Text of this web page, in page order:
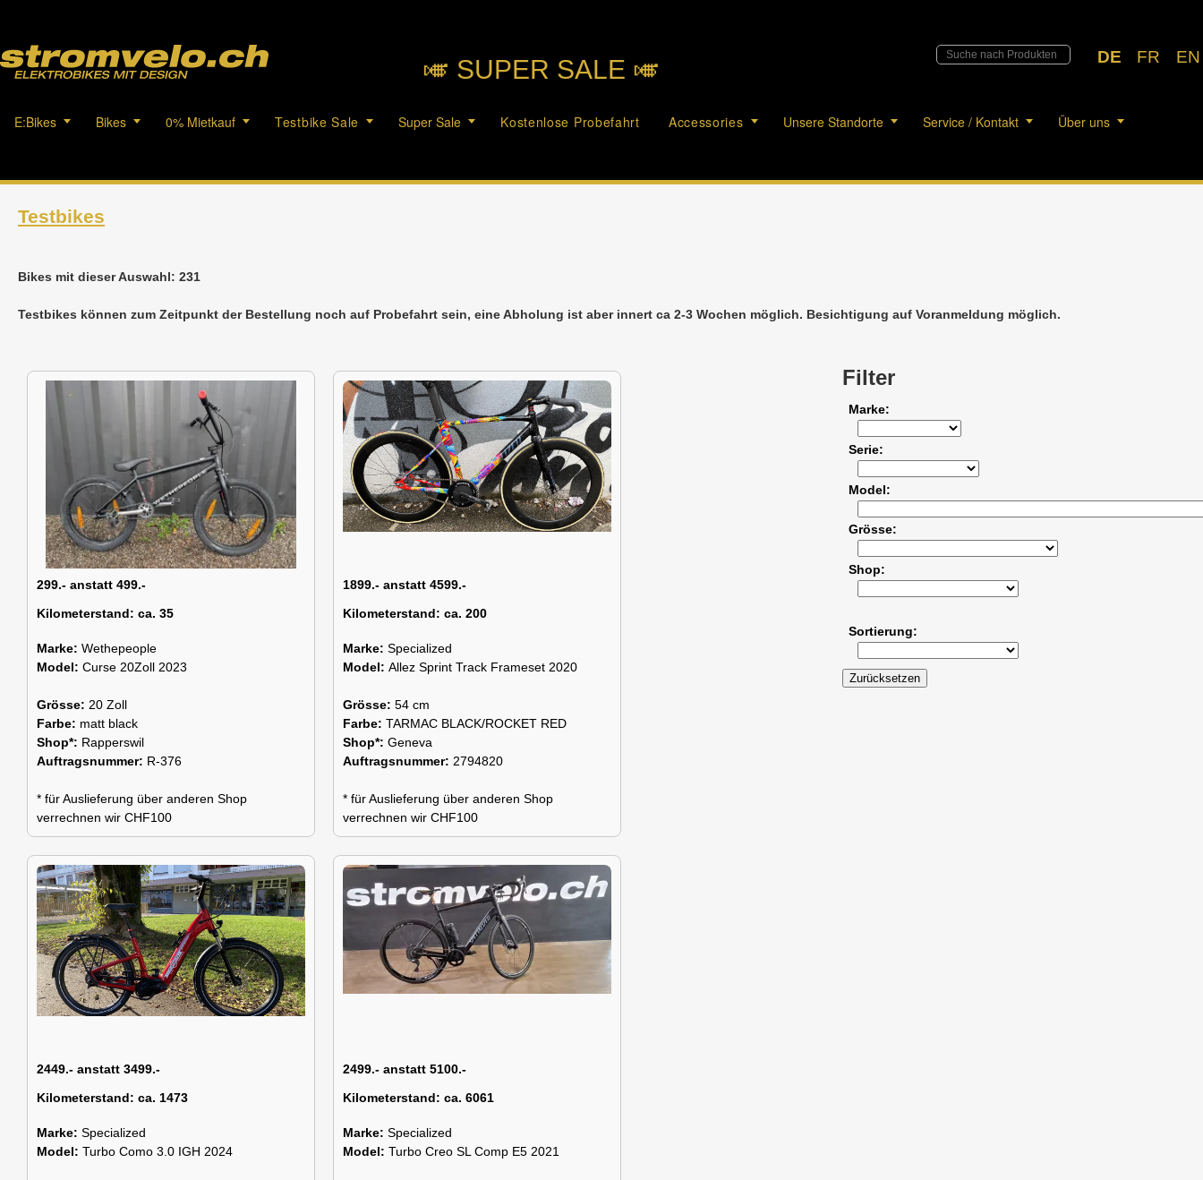
DE FR EN
🎺︎ SUPER SALE 🎺︎
E:Bikes Bikes 0% Mietkauf Testbike Sale Super Sale Kostenlose Probefahrt Accessories Unsere Standorte Service / Kontakt Über uns
Testbikes
Bikes mit dieser Auswahl: 231
Testbikes können zum Zeitpunkt der Bestellung noch auf Probefahrt sein, eine Abholung ist aber innert ca 2-3 Wochen möglich. Besichtigung auf Voranmeldung möglich.
299.- anstatt 499.-
Kilometerstand: ca. 35
Marke: Wethepeople
Model: Curse 20Zoll 2023
Grösse: 20 Zoll
Farbe: matt black
Shop*: Rapperswil
Auftragsnummer: R-376
* für Auslieferung über anderen Shop
verrechnen wir CHF100
1899.- anstatt 4599.-
Kilometerstand: ca. 200
Marke: Specialized
Model: Allez Sprint Track Frameset 2020
Grösse: 54 cm
Farbe: TARMAC BLACK/ROCKET RED
Shop*: Geneva
Auftragsnummer: 2794820
* für Auslieferung über anderen Shop
verrechnen wir CHF100
2449.- anstatt 3499.-
Kilometerstand: ca. 1473
Marke: Specialized
Model: Turbo Como 3.0 IGH 2024
2499.- anstatt 5100.-
Kilometerstand: ca. 6061
Marke: Specialized
Model: Turbo Creo SL Comp E5 2021
Filter
Marke
Serie
Model
Grösse
Shop
Sortierung